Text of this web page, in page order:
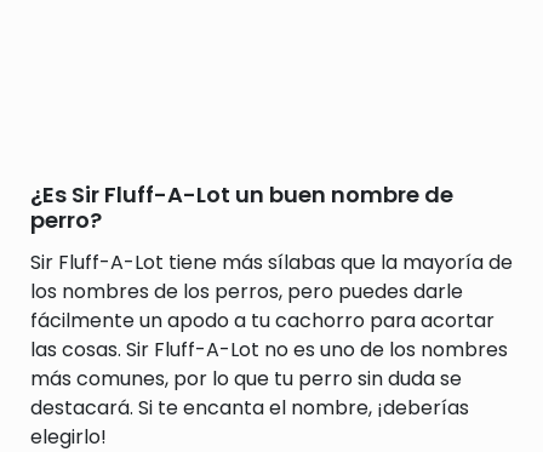
¿Es Sir Fluff-A-Lot un buen nombre de
perro?
Sir Fluff-A-Lot tiene más sílabas que la mayoría de
los nombres de los perros, pero puedes darle
fácilmente un apodo a tu cachorro para acortar
las cosas. Sir Fluff-A-Lot no es uno de los nombres
más comunes, por lo que tu perro sin duda se
destacará. Si te encanta el nombre, ¡deberías
elegirlo!